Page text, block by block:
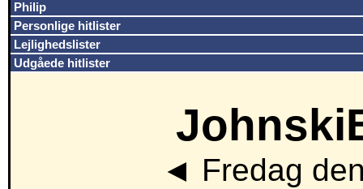
Philip
Personlige hitlister
Lejlighedslister
Udgåede hitlister
◄ Fredag